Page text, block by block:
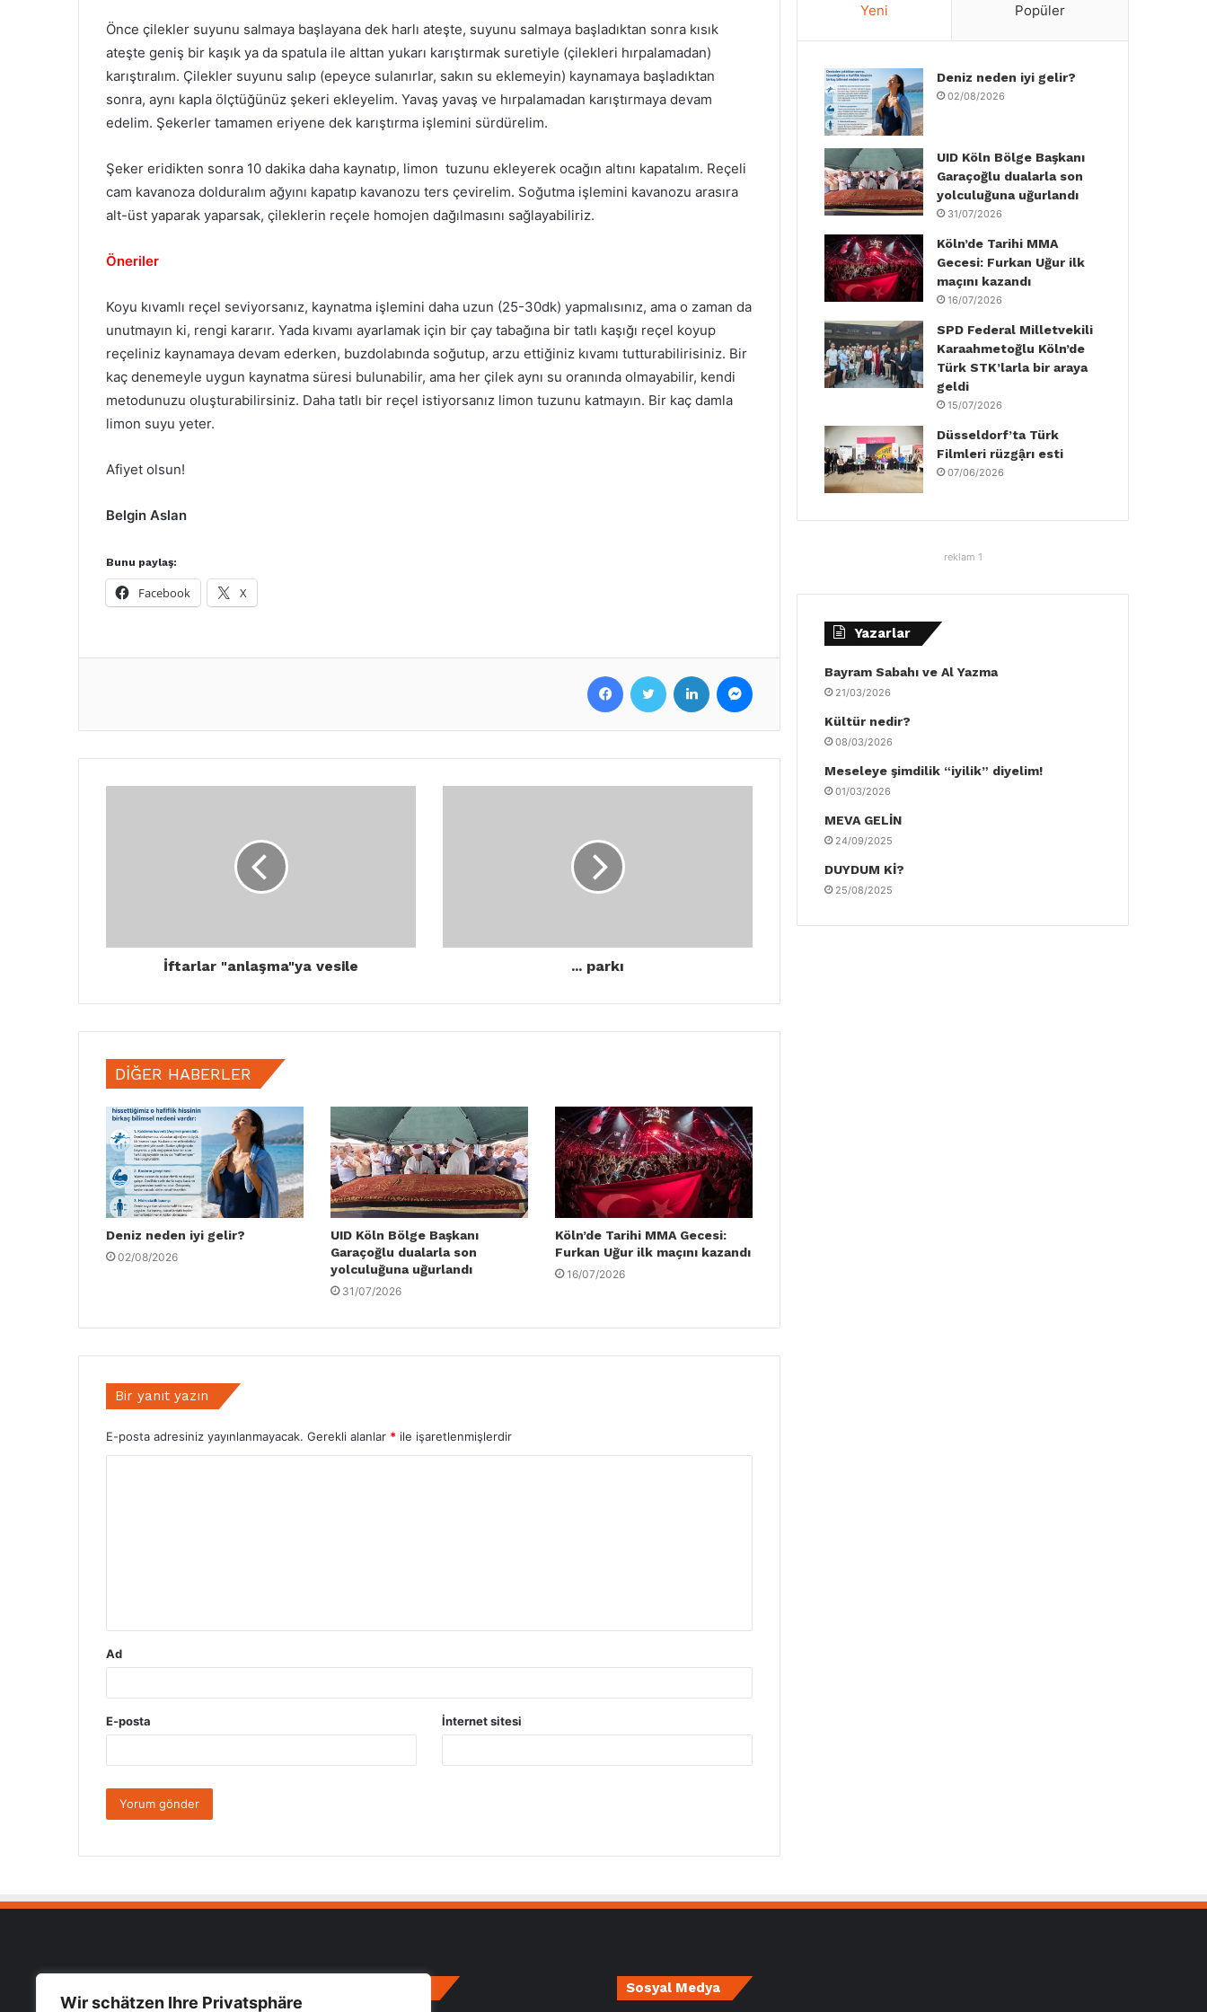
Wir schätzen Ihre Privatsphäre
Önce çilekler suyunu salmaya başlayana dek harlı ateşte, suyunu salmaya başladıktan sonra kısık
ateşte geniş bir kaşık ya da spatula ile alttan yukarı karıştırmak suretiyle (çilekleri hırpalamadan)
karıştıralım. Çilekler suyunu salıp (epeyce sulanırlar, sakın su eklemeyin) kaynamaya başladıktan
sonra, aynı kapla ölçtüğünüz şekeri ekleyelim. Yavaş yavaş ve hırpalamadan karıştırmaya devam
edelim. Şekerler tamamen eriyene dek karıştırma işlemini sürdürelim.
Şeker eridikten sonra 10 dakika daha kaynatıp, limon tuzunu ekleyerek ocağın altını kapatalım. Reçeli
cam kavanoza dolduralım ağyını kapatıp kavanozu ters çevirelim. Soğutma işlemini kavanozu arasıra
alt-üst yaparak yaparsak, çileklerin reçele homojen dağılmasını sağlayabiliriz.
Öneriler
Koyu kıvamlı reçel seviyorsanız, kaynatma işlemini daha uzun (25-30dk) yapmalısınız, ama o zaman da
unutmayın ki, rengi kararır. Yada kıvamı ayarlamak için bir çay tabağına bir tatlı kaşığı reçel koyup
reçeliniz kaynamaya devam ederken, buzdolabında soğutup, arzu ettiğiniz kıvamı tutturabilirisiniz. Bir
kaç denemeyle uygun kaynatma süresi bulunabilir, ama her çilek aynı su oranında olmayabilir, kendi
metodunuzu oluşturabilirsiniz. Daha tatlı bir reçel istiyorsanız limon tuzunu katmayın. Bir kaç damla
limon suyu yeter.
Afiyet olsun!
Belgin Aslan
Bunu paylaş:
Facebook X
İftarlar "anlaşma"ya vesile ... parkı
DIĞER HABERLER
Deniz neden iyi gelir?
02/08/2026
UID Köln Bölge Başkanı
Garaçoğlu dualarla son
yolculuğuna uğurlandı
31/07/2026
Köln’de Tarihi MMA Gecesi:
Furkan Uğur ilk maçını kazandı
16/07/2026
Bir yanıt yazın
E-posta adresiniz yayınlanmayacak. Gerekli alanlar * ile işaretlenmişlerdir
Ad
E-posta İnternet sitesi
e
b
o
o
t
e
r
e
d
n
u
b
t
a
g
a
m
o
k
Yeni Popüler
Deniz neden iyi gelir?
02/08/2026
UID Köln Bölge Başkanı
Garaçoğlu dualarla son
yolculuğuna uğurlandı
31/07/2026
Köln’de Tarihi MMA
Gecesi: Furkan Uğur ilk
maçını kazandı
16/07/2026
SPD Federal Milletvekili
Karaahmetoğlu Köln’de
Türk STK’larla bir araya
geldi
15/07/2026
Düsseldorf’ta Türk
Filmleri rüzgậrı esti
07/06/2026
reklam 1
Yazarlar
Bayram Sabahı ve Al Yazma
21/03/2026
Kültür nedir?
08/03/2026
Meseleye şimdilik “iyilik” diyelim!
01/03/2026
MEVA GELİN
24/09/2025
DUYDUM Kİ?
25/08/2025
Sosyal Medya